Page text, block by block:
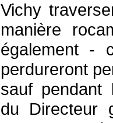
Vichy
manière
également -
perdureront
sauf pendant
du Directeur